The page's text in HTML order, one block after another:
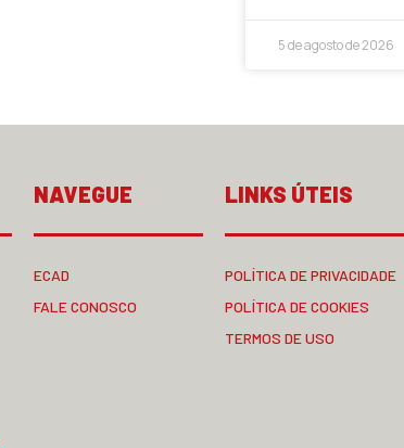
5 de agosto de 2026
NAVEGUE
ECAD
FALE CONOSCO
LINKS ÚTEIS
POLÍTICA DE PRIVACIDADE
POLÍTICA DE COOKIES
TERMOS DE USO